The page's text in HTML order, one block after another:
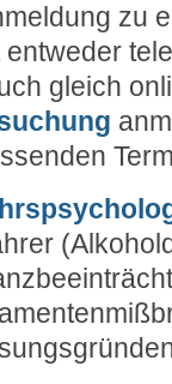
zu
entweder
gleich